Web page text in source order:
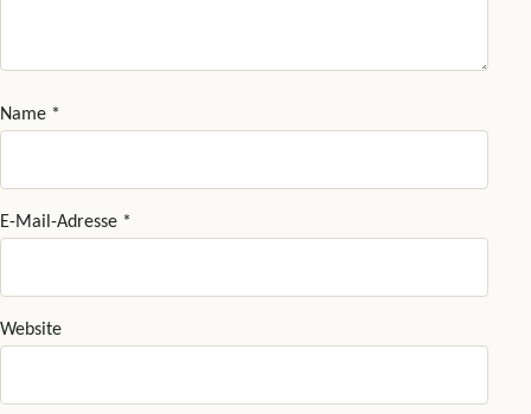
Name *
E-Mail-Adresse *
Website